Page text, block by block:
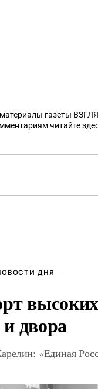
газеты
читайте
ДНЯ
двора
«Единая